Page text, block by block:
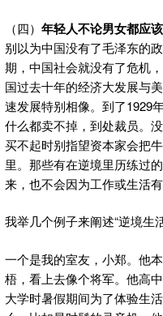
（四） 年轻人不论男女都应
别以为中国没有了毛泽东的
期，中国社会就没有了危机
国过去十年的经济大发展与
速发展特别相像。到了1929
什么都卖不掉，到处裁员。
买不起时别指望资本家会把
里。那些有在逆境里历练过
来，也不会因为工作或生活
我举几个例子来阐述“逆境生
一个是我的室友，小郑。他
梧，看上去像个将军。他高
大学时暑假期间为了体验生